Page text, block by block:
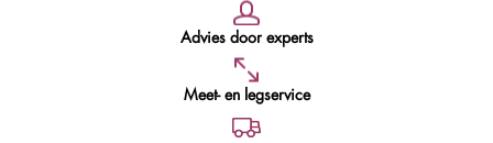
Advies door experts
Meet- en legservice